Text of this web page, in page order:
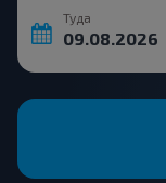
Туда